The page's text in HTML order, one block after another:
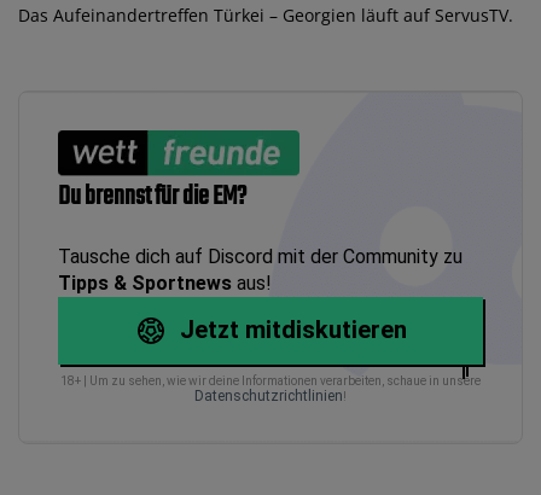
Das Aufeinandertreffen Türkei – Georgien läuft auf ServusTV.
Du brennst für die EM?
Tausche dich auf Discord mit der Community zu
Tipps & Sportnews aus!
Jetzt mitdiskutieren
18+ | Um zu sehen, wie wir deine Informationen verarbeiten, schaue in unsere
Datenschutzrichtlinien!